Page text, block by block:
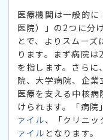
医療機関は一般的に
医院）」の2つに分
とで、よりスムー
ります。まず病院
を指します。さら
院、大学病院、企
医療を支える中核
けられます。「病院
ァイル、「クリニッ
ァイル となります。